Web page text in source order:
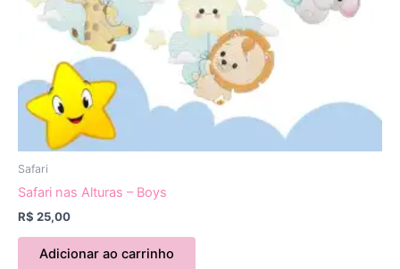
Safari
Safari nas Alturas – Boys
R$ 25,00
Adicionar ao carrinho